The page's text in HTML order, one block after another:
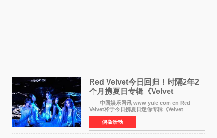
Red Velvet今日回归！时隔2年2
个月携夏日专辑《Velvet
Summer》重启完整体活动
中国娱乐网讯 www yule com cn Red
Velvet将于今日携夏日迷你专辑《Velvet
Summer》时隔2年2个月重启完整体活动。这张
于8月3日发行的专辑，主打柔和成熟氛围的夏日
音乐，收录了成员们想着
偶像活动